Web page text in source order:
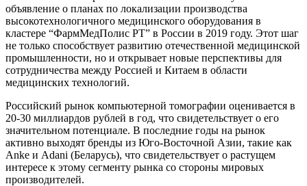
объявление о планах по локализации производства
высокотехнологичного медицинского оборудования в
кластере “ФармМедПолис РТ” в России в 2019 году. Этот шаг
не только способствует развитию отечественной медицинской
промышленности, но и открывает новые перспективы для
сотрудничества между Россией и Китаем в области
медицинских технологий.
Российский рынок компьютерной томографии оценивается в
20-30 миллиардов рублей в год, что свидетельствует о его
значительном потенциале. В последние годы на рынок
активно выходят бренды из Юго-Восточной Азии, такие как
Anke и Adani (Беларусь), что свидетельствует о растущем
интересе к этому сегменту рынка со стороны мировых
производителей.